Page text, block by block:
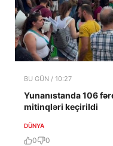
BU GÜN / 10:27
Yunanıstanda 106
mitinqləri keçirildi
DÜNYA
0 0